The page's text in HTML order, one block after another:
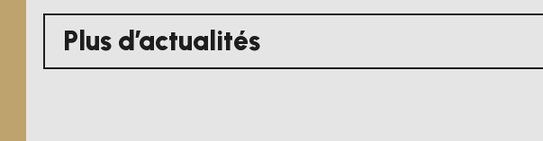
Plus d’actualités